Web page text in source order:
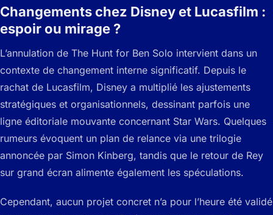
Changements chez Disney et Lucasfilm :
espoir ou mirage ?
L’annulation de The Hunt for Ben Solo intervient dans un
contexte de changement interne significatif. Depuis le
rachat de Lucasfilm, Disney a multiplié les ajustements
stratégiques et organisationnels, dessinant parfois une
ligne éditoriale mouvante concernant Star Wars. Quelques
rumeurs évoquent un plan de relance via une trilogie
annoncée par Simon Kinberg, tandis que le retour de Rey
sur grand écran alimente également les spéculations.
Cependant, aucun projet concret n’a pour l’heure été validé